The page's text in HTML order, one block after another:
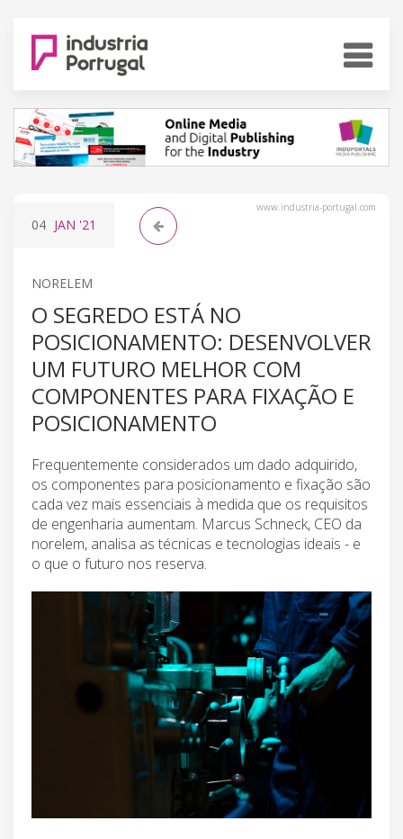
www.industria-portugal.com
04 JAN '21
NORELEM
O SEGREDO ESTÁ NO
POSICIONAMENTO: DESENVOLVER
UM FUTURO MELHOR COM
COMPONENTES PARA FIXAÇÃO E
POSICIONAMENTO
Frequentemente considerados um dado adquirido,
os componentes para posicionamento e fixação são
cada vez mais essenciais à medida que os requisitos
de engenharia aumentam. Marcus Schneck, CEO da
norelem, analisa as técnicas e tecnologias ideais - e
o que o futuro nos reserva.